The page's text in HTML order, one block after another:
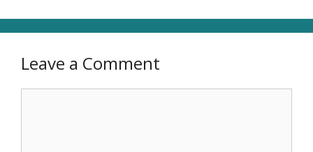
Leave a Comment